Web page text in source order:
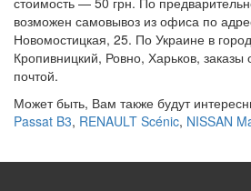
возможен самовывоз из офиса по
Новомостицкая, 25. По Украине в
Кропивницкий, Ровно, Харьков,
почтой.
Может быть, Вам также будут
Passat B3, RENAULT Scénic, NISSAN